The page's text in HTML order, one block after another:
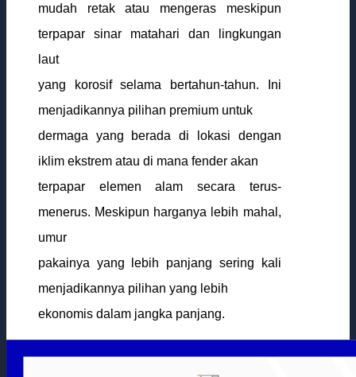
mudah retak atau mengeras meskipun
terpapar sinar matahari dan lingkungan
laut
yang korosif selama bertahun-tahun. Ini
menjadikannya pilihan premium untuk
dermaga yang berada di lokasi dengan
iklim ekstrem atau di mana fender akan
terpapar elemen alam secara terus-
menerus. Meskipun harganya lebih mahal,
umur
pakainya yang lebih panjang sering kali
menjadikannya pilihan yang lebih
ekonomis dalam jangka panjang.